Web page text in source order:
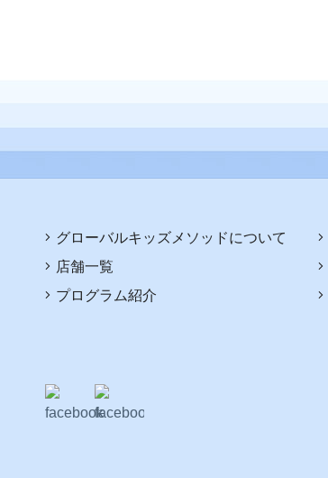
グローバルキッズメソッドについて
店舗一覧
プログラム紹介